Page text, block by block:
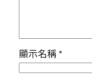
顯示名稱*